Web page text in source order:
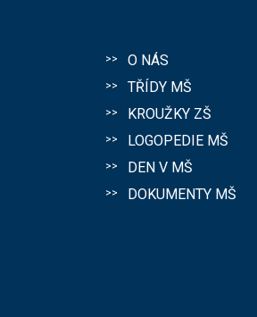
O NÁS
TŘÍDY MŠ
KROUŽKY ZŠ
LOGOPEDIE MŠ
DEN V MŠ
DOKUMENTY MŠ